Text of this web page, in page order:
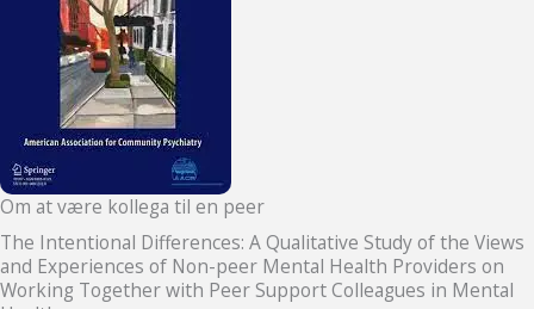
Om at være kollega til en peer
The Intentional Differences: A Qualitative Study of the Views
and Experiences of Non-peer Mental Health Providers on
Working Together with Peer Support Colleagues in Mental